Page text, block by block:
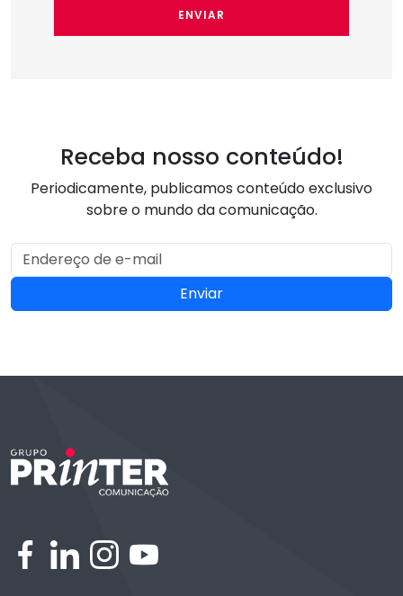
ENVIAR
Receba nosso conteúdo!
Periodicamente, publicamos conteúdo exclusivo
sobre o mundo da comunicação.
Enviar